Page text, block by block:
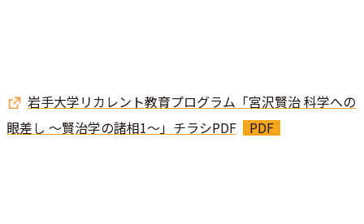
岩手大学リカレント教育プログラム「宮沢賢治 科学への
眼差し ～賢治学の諸相1～」チラシPDF